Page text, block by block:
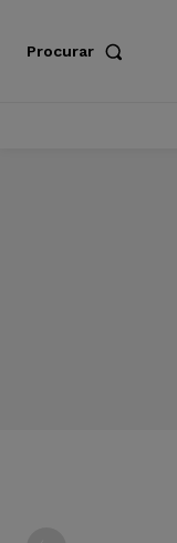
Procurar